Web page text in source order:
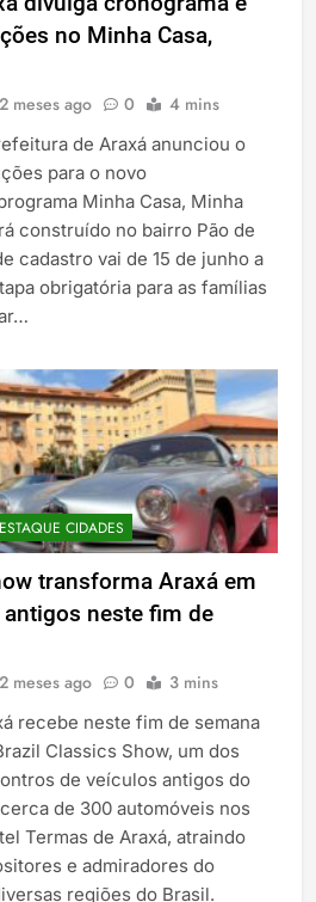
no Minha Casa,
2 meses ago 0 4 mins
de Araxá anunciou o
para o novo
Minha Casa, Minha
construído no bairro Pão de
cadastro vai de 15 de junho a
obrigatória para as famílias
CIDADES
transforma Araxá em
neste fim de
2 meses ago 0 3 mins
recebe neste fim de semana
Classics Show, um dos
de veículos antigos do
de 300 automóveis nos
Termas de Araxá, atraindo
e admiradores do
regiões do Brasil.